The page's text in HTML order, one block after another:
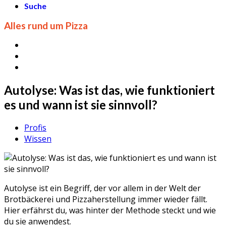
Suche
Alles rund um Pizza
Autolyse: Was ist das, wie funktioniert
es und wann ist sie sinnvoll?
Profis
Wissen
Autolyse ist ein Begriff, der vor allem in der Welt der
Brotbäckerei und Pizzaherstellung immer wieder fällt.
Hier erfährst du, was hinter der Methode steckt und wie
du sie anwendest.